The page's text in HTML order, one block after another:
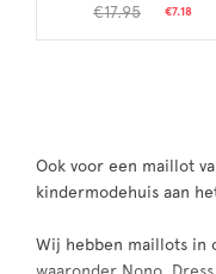
€17.95 €7.18
Ook voor een maillot
kindermodehuis aan
Wij hebben maillots in